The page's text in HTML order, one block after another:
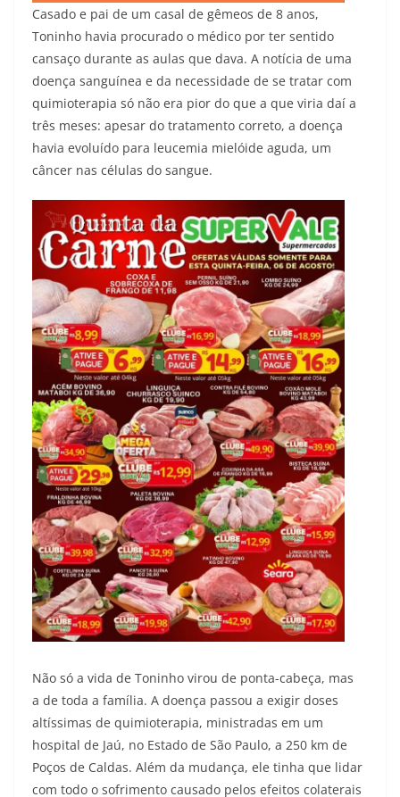
Casado e pai de um casal de gêmeos de 8 anos,
Toninho havia procurado o médico por ter sentido
cansaço durante as aulas que dava. A notícia de uma
doença sanguínea e da necessidade de se tratar com
quimioterapia só não era pior do que a que viria daí a
três meses: apesar do tratamento correto, a doença
havia evoluído para leucemia mielóide aguda, um
câncer nas células do sangue.
Não só a vida de Toninho virou de ponta-cabeça, mas
a de toda a família. A doença passou a exigir doses
altíssimas de quimioterapia, ministradas em um
hospital de Jaú, no Estado de São Paulo, a 250 km de
Poços de Caldas. Além da mudança, ele tinha que lidar
com todo o sofrimento causado pelos efeitos colaterais